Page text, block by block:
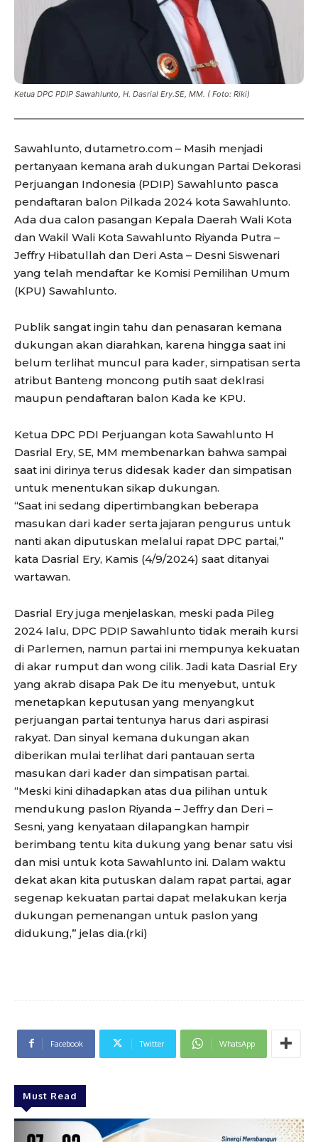
Ketua DPC PDIP Sawahlunto, H. Dasrial Ery.SE, MM. ( Foto: Riki)
Sawahlunto, dutametro.com – Masih menjadi
pertanyaan kemana arah dukungan Partai Dekorasi
Perjuangan Indonesia (PDIP) Sawahlunto pasca
pendaftaran balon Pilkada 2024 kota Sawahlunto.
Ada dua calon pasangan Kepala Daerah Wali Kota
dan Wakil Wali Kota Sawahlunto Riyanda Putra –
Jeffry Hibatullah dan Deri Asta – Desni Siswenari
yang telah mendaftar ke Komisi Pemilihan Umum
(KPU) Sawahlunto.
Publik sangat ingin tahu dan penasaran kemana
dukungan akan diarahkan, karena hingga saat ini
belum terlihat muncul para kader, simpatisan serta
atribut Banteng moncong putih saat deklrasi
maupun pendaftaran balon Kada ke KPU.
Ketua DPC PDI Perjuangan kota Sawahlunto H
Dasrial Ery, SE, MM membenarkan bahwa sampai
saat ini dirinya terus didesak kader dan simpatisan
untuk menentukan sikap dukungan.
“Saat ini sedang dipertimbangkan beberapa
masukan dari kader serta jajaran pengurus untuk
nanti akan diputuskan melalui rapat DPC partai,”
kata Dasrial Ery, Kamis (4/9/2024) saat ditanyai
wartawan.
Dasrial Ery juga menjelaskan, meski pada Pileg
2024 lalu, DPC PDIP Sawahlunto tidak meraih kursi
di Parlemen, namun partai ini mempunya kekuatan
di akar rumput dan wong cilik. Jadi kata Dasrial Ery
yang akrab disapa Pak De itu menyebut, untuk
menetapkan keputusan yang menyangkut
perjuangan partai tentunya harus dari aspirasi
rakyat. Dan sinyal kemana dukungan akan
diberikan mulai terlihat dari pantauan serta
masukan dari kader dan simpatisan partai.
“Meski kini dihadapkan atas dua pilihan untuk
mendukung paslon Riyanda – Jeffry dan Deri –
Sesni, yang kenyataan dilapangkan hampir
berimbang tentu kita dukung yang benar satu visi
dan misi untuk kota Sawahlunto ini. Dalam waktu
dekat akan kita putuskan dalam rapat partai, agar
segenap kekuatan partai dapat melakukan kerja
dukungan pemenangan untuk paslon yang
didukung,” jelas dia.(rki)
Facebook Twitter WhatsApp
Must Read